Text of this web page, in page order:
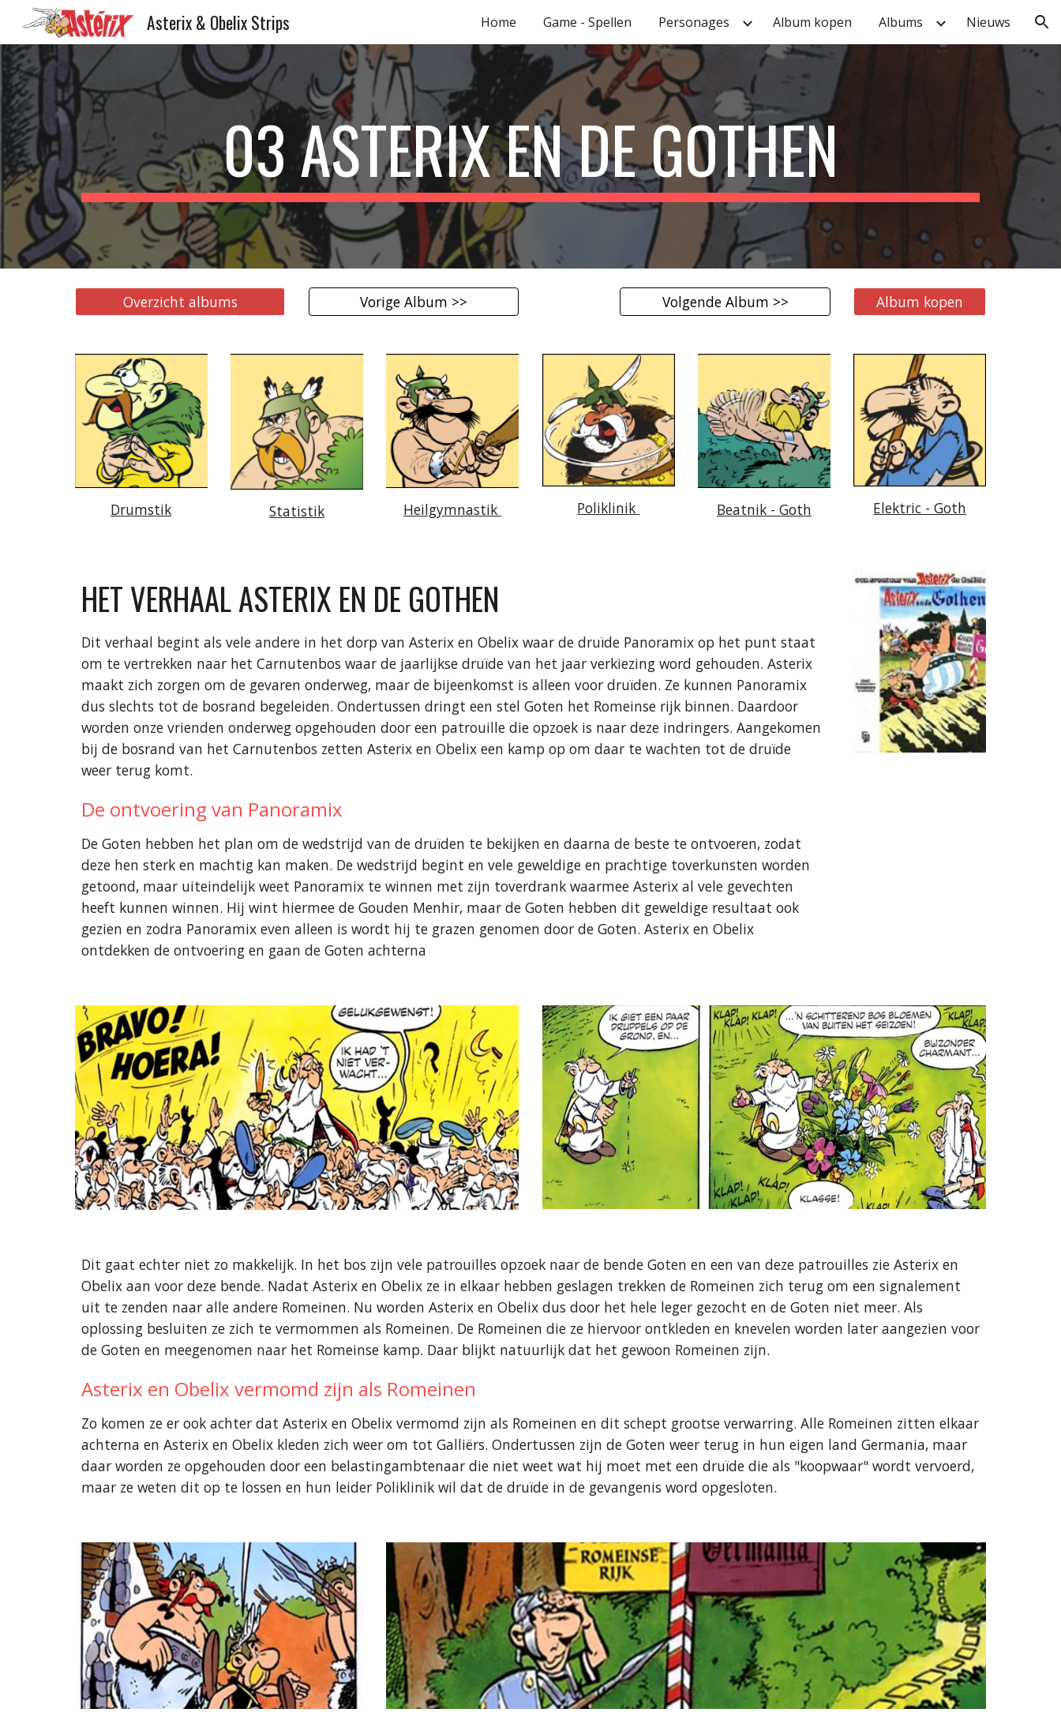
Skip to navigation
Asterix & Obelix Strips Home Game - Spellen Personages Album kopen Albums Nieuws
03 ASTERIX EN DE GOTHEN
Overzicht albums Vorige Album >> Volgende Album >> Album kopen
Drumstik Statistik Heilgymnastik Poliklinik Beatnik - Goth Elektric - Goth
HET VERHAAL ASTERIX EN DE GOTHEN
Dit verhaal begint als vele andere in het dorp van Asterix en Obelix waar de druïde Panoramix op het punt staat
om te vertrekken naar het Carnutenbos waar de jaarlijkse druïde van het jaar verkiezing word gehouden. Asterix
maakt zich zorgen om de gevaren onderweg, maar de bijeenkomst is alleen voor druïden. Ze kunnen Panoramix
dus slechts tot de bosrand begeleiden. Ondertussen dringt een stel Goten het Romeinse rijk binnen. Daardoor
worden onze vrienden onderweg opgehouden door een patrouille die opzoek is naar deze indringers. Aangekomen
bij de bosrand van het Carnutenbos zetten Asterix en Obelix een kamp op om daar te wachten tot de druïde
weer terug komt.
De ontvoering van Panoramix
De Goten hebben het plan om de wedstrijd van de druïden te bekijken en daarna de beste te ontvoeren, zodat
deze hen sterk en machtig kan maken. De wedstrijd begint en vele geweldige en prachtige toverkunsten worden
getoond, maar uiteindelijk weet Panoramix te winnen met zijn toverdrank waarmee Asterix al vele gevechten
heeft kunnen winnen. Hij wint hiermee de Gouden Menhir, maar de Goten hebben dit geweldige resultaat ook
gezien en zodra Panoramix even alleen is wordt hij te grazen genomen door de Goten. Asterix en Obelix
ontdekken de ontvoering en gaan de Goten achterna
Dit gaat echter niet zo makkelijk. In het bos zijn vele patrouilles opzoek naar de bende Goten en een van deze patrouilles zie Asterix en
Obelix aan voor deze bende. Nadat Asterix en Obelix ze in elkaar hebben geslagen trekken de Romeinen zich terug om een signalement
uit te zenden naar alle andere Romeinen. Nu worden Asterix en Obelix dus door het hele leger gezocht en de Goten niet meer. Als
oplossing besluiten ze zich te vermommen als Romeinen. De Romeinen die ze hiervoor ontkleden en knevelen worden later aangezien voor
de Goten en meegenomen naar het Romeinse kamp. Daar blijkt natuurlijk dat het gewoon Romeinen zijn.
Asterix en Obelix vermomd zijn als Romeinen
Zo komen ze er ook achter dat Asterix en Obelix vermomd zijn als Romeinen en dit schept grootse verwarring. Alle Romeinen zitten elkaar
achterna en Asterix en Obelix kleden zich weer om tot Galliërs. Ondertussen zijn de Goten weer terug in hun eigen land Germania, maar
daar worden ze opgehouden door een belastingambtenaar die niet weet wat hij moet met een druïde die als "koopwaar" wordt vervoerd,
maar ze weten dit op te lossen en hun leider Poliklinik wil dat de druïde in de gevangenis word opgesloten.